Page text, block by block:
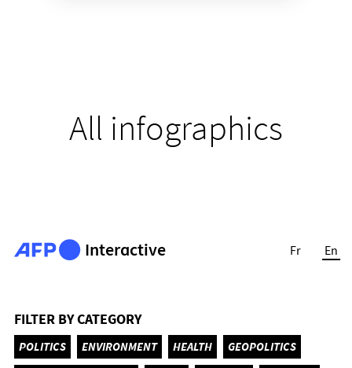
All infographics
Interactive Fr En
FILTER BY CATEGORY
POLITICS ENVIRONMENT HEALTH
GEOPOLITICS